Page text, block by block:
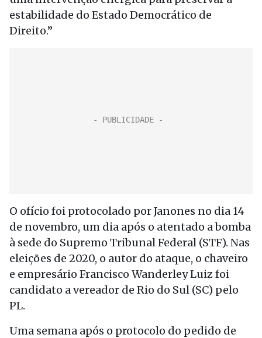
estabilidade do Estado Democrático de
Direito.”
O ofício foi protocolado por Janones no dia 14
de novembro, um dia após o atentado a bomba
à sede do Supremo Tribunal Federal (STF). Nas
eleições de 2020, o autor do ataque, o chaveiro
e empresário Francisco Wanderley Luiz foi
candidato a vereador de Rio do Sul (SC) pelo
PL.
Uma semana após o protocolo do pedido de